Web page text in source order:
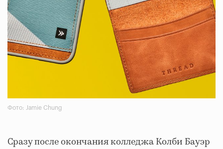
Фото: Jamie Chung
Сразу после окончания колледжа Колби Бауэр